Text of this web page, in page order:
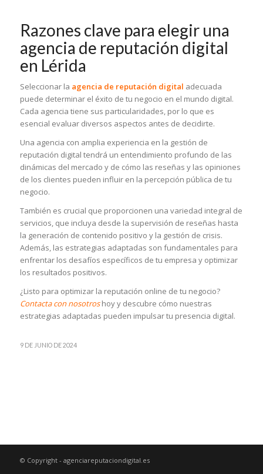
Razones clave para elegir una
agencia de reputación digital
en Lérida
Seleccionar la agencia de reputación digital adecuada
puede determinar el éxito de tu negocio en el mundo digital.
Cada agencia tiene sus particularidades, por lo que es
esencial evaluar diversos aspectos antes de decidirte.
Una agencia con amplia experiencia en la gestión de
reputación digital tendrá un entendimiento profundo de las
dinámicas del mercado y de cómo las reseñas y las opiniones
de los clientes pueden influir en la percepción pública de tu
negocio.
También es crucial que proporcionen una variedad integral de
servicios, que incluya desde la supervisión de reseñas hasta
la generación de contenido positivo y la gestión de crisis.
Además, las estrategias adaptadas son fundamentales para
enfrentar los desafíos específicos de tu empresa y optimizar
los resultados positivos.
¿Listo para optimizar la reputación online de tu negocio?
Contacta con nosotroshoy y descubre cómo nuestras
estrategias adaptadas pueden impulsar tu presencia digital.
9 DE JUNIO DE 2024
© Copyright - agenciareputaciondigital.es